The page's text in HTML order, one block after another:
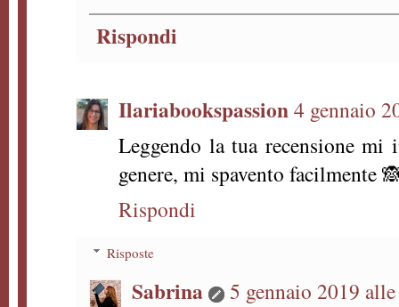
Rispondi
Ilariabookspassion4 gennaio
Leggendo la tua recensione
genere, mi spavento facilmente
Rispondi
Risposte
Sabrina
5 gennaio 2019